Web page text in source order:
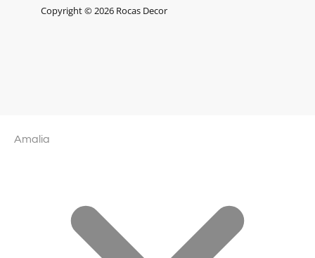
Copyright © 2026 Rocas Decor
Amalia